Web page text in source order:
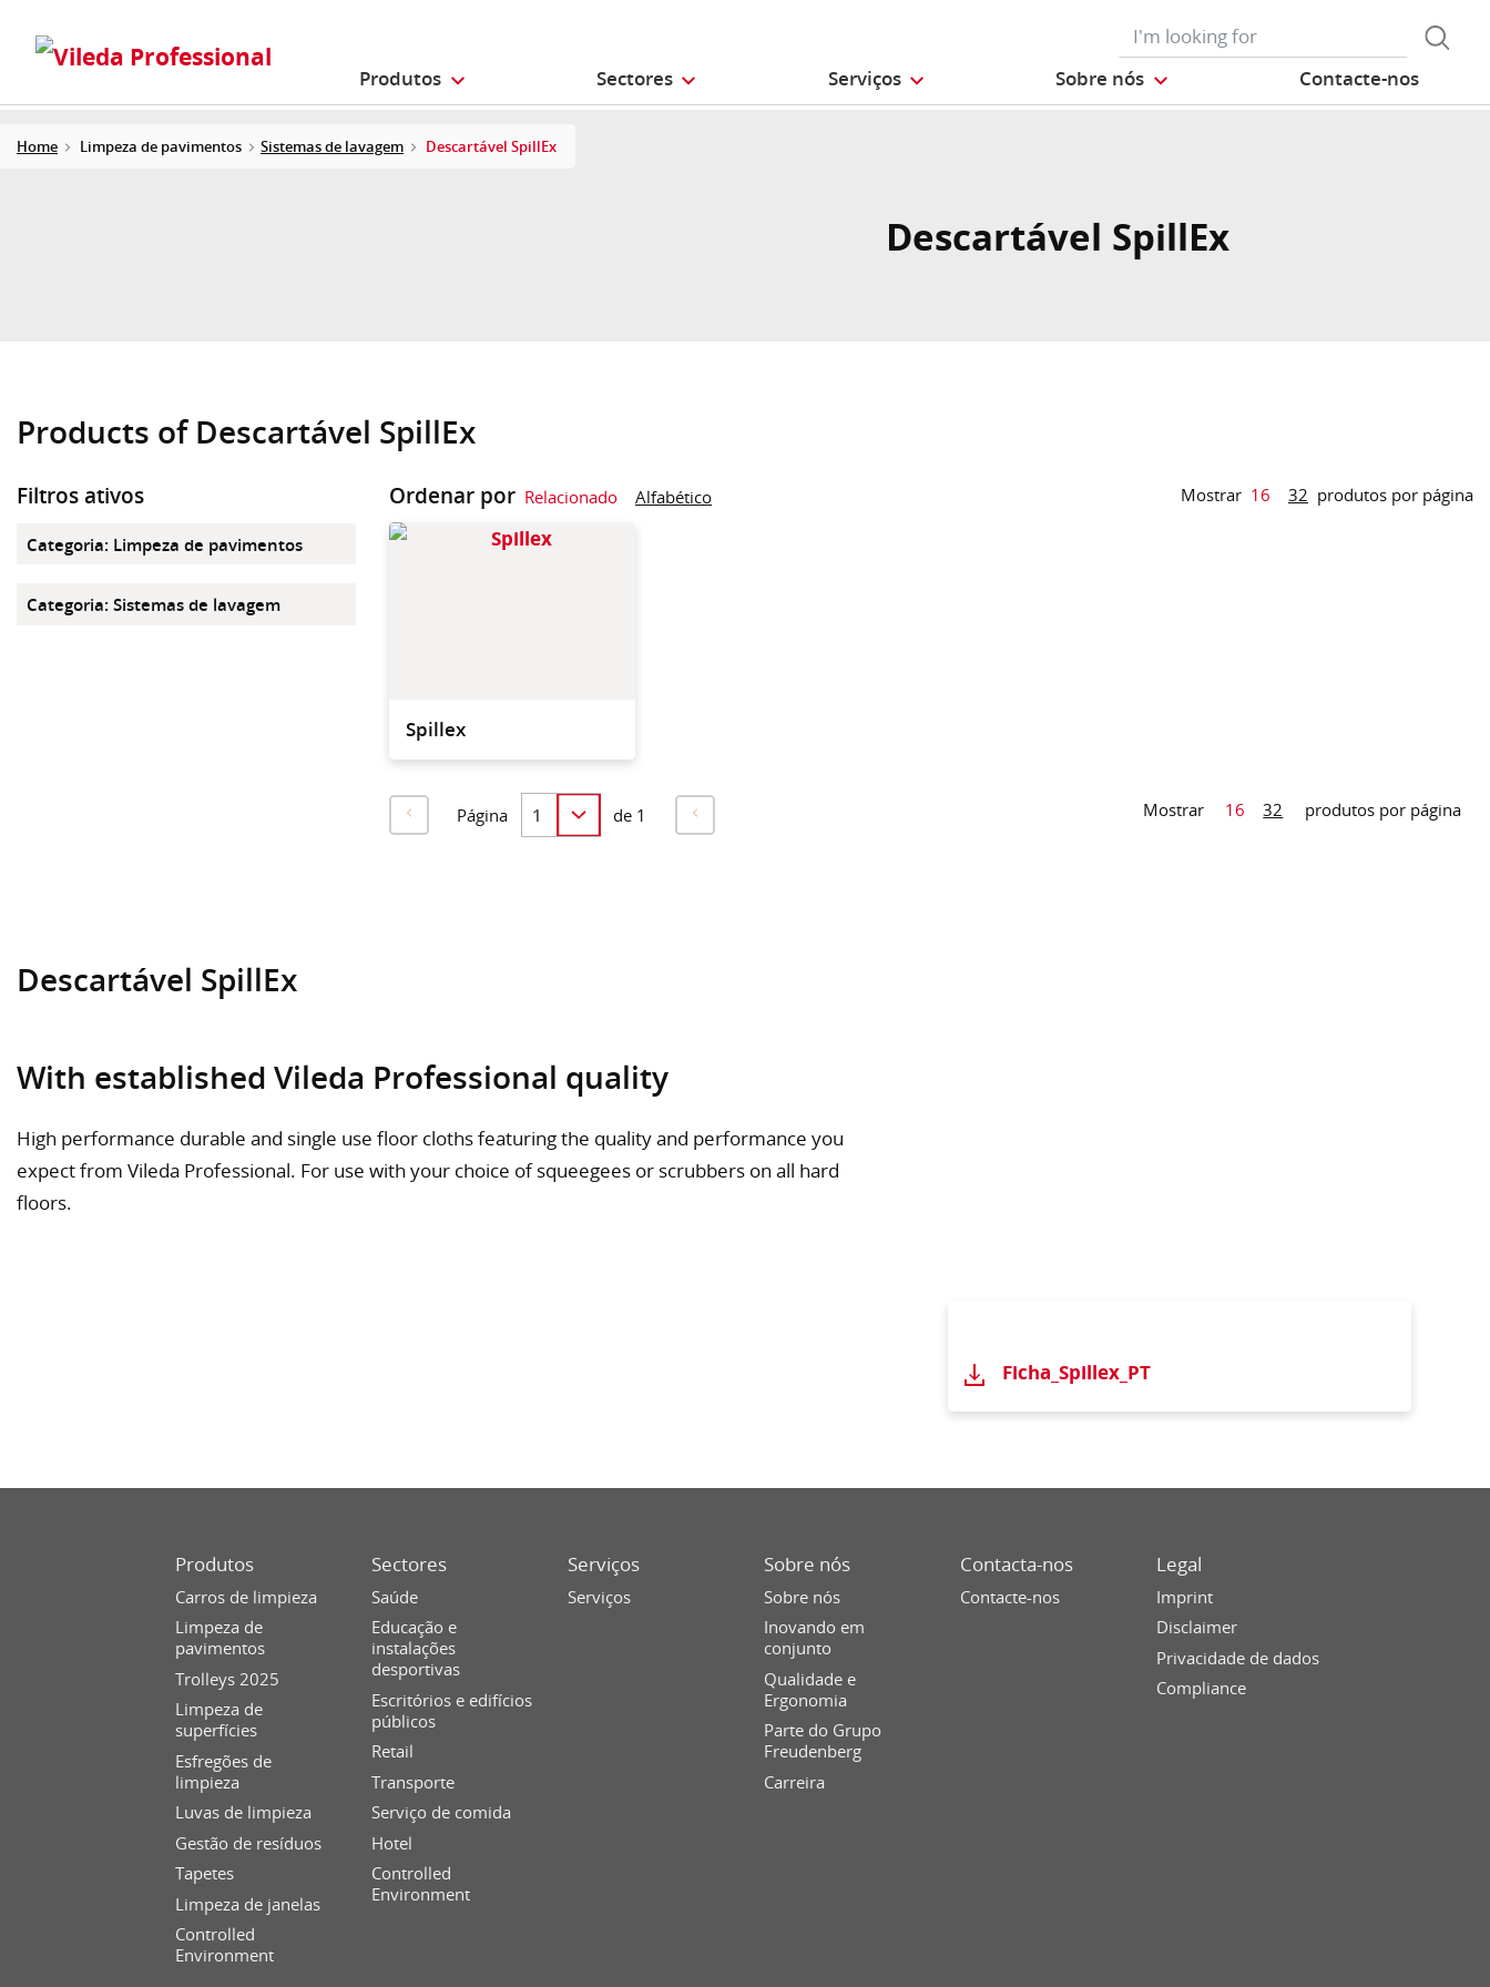
Produtos Sectores Serviços Sobre nós Contacte-nos
Home Limpeza de pavimentos Sistemas de lavagem Descartável SpillEx
Descartável SpillEx
Products of Descartável SpillEx
Filtros ativos
Categoria: Limpeza de pavimentos
Categoria:Sistemas de lavagem
Ordenar por Relacionado Alfabético Mostrar 16 32 produtos por página
Spillex
Página de 1 Mostrar 16 32 produtos por página
Descartável SpillEx
With established Vileda Professional quality
High performance durable and single use floor cloths featuring the quality and performance you
expect from Vileda Professional. For use with your choice of squeegees or scrubbers on all hard
floors.
Ficha_Spillex_PT
Produtos
Carros de limpieza
Limpeza de
pavimentos
Trolleys 2025
Limpeza de
superfícies
Esfregões de
limpieza
Luvas de limpieza
Gestão de resíduos
Tapetes
Limpeza de janelas
Controlled
Environment
Sectores
Saúde
Educação e
instalações
desportivas
Escritórios e edifícios
públicos
Retail
Transporte
Serviço de comida
Hotel
Controlled
Environment
Serviços
Serviços
Sobre nós
Sobre nós
Inovando em
conjunto
Qualidade e
Ergonomia
Parte do Grupo
Freudenberg
Carreira
Contacta-nos
Contacte-nos
Legal
Imprint
Disclaimer
Privacidade de dados
Compliance